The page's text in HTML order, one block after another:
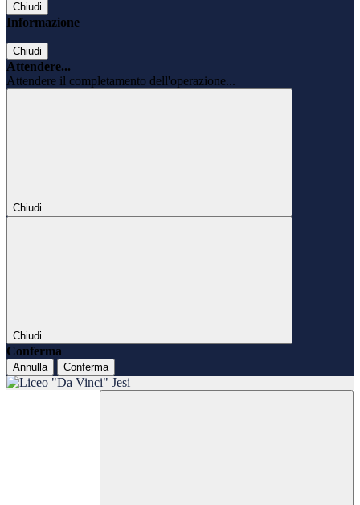
Chiudi
Informazione
Chiudi
Attendere...
Attendere il completamento dell'operazione...
Chiudi
Chiudi
Conferma
Annulla Conferma